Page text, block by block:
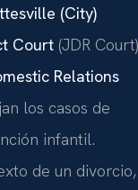
(City)
Court (JDR Court)
Relations
los casos de
infantil.
de un divorcio,